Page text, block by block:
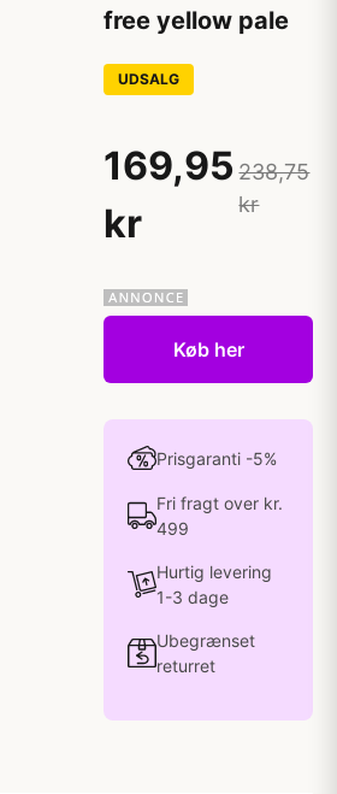
free yellow pale
UDSALG
169,95
kr
238,75
kr
Køb her
Prisgaranti -5%
Fri fragt over kr.
499
Hurtig levering
1-3 dage
Ubegrænset
returret